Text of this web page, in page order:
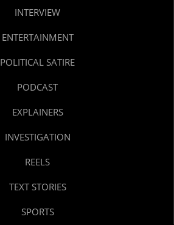
INTERVIEW
ENTERTAINMENT
POLITICAL SATIRE
PODCAST
EXPLAINERS
INVESTIGATION
REELS
TEXT STORIES
SPORTS